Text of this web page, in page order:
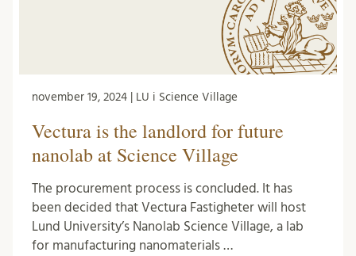
november 19, 2024 | LU i Science Village
Vectura is the landlord for future
nanolab at Science Village
The procurement process is concluded. It has
been decided that Vectura Fastigheter will host
Lund University’s Nanolab Science Village, a lab
for manufacturing nanomaterials …